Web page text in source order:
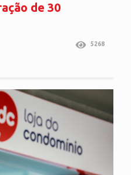
de 30
5268